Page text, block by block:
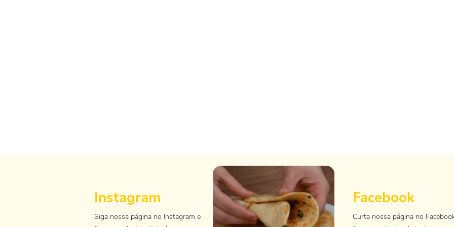
Instagram
Siga nossa página no Instagram e
Facebook
Curta nossa página no